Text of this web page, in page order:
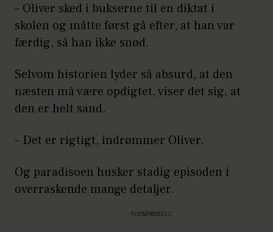
– Oliver sked i bukserne til en diktat i
skolen og måtte først gå efter, at han var
færdig, så han ikke snød.
Selvom historien lyder så absurd, at den
næsten må være opdigtet, viser det sig, at
den er helt sand.
– Det er rigtigt, indrømmer Oliver.
Og paradisoen husker stadig episoden i
overraskende mange detaljer.
Annonce